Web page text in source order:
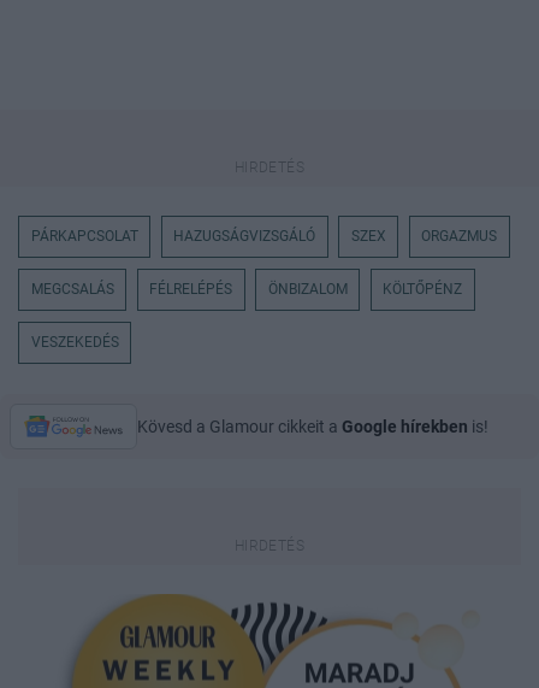
PÁRKAPCSOLAT HAZUGSÁGVIZSGÁLÓ SZEX ORGAZMUS
MEGCSALÁS FÉLRELÉPÉS ÖNBIZALOM KÖLTŐPÉNZ
VESZEKEDÉS
Kövesd a Glamour cikkeit a Google hírekben is!